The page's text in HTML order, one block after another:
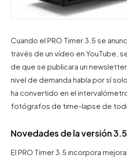
Cuando el PRO Timer 3.5 se
través de un vídeo en YouTube,
de que se publicara un
nivel de demanda habla por sí
ha convertido en el
fotógrafos de time-lapse de
Novedades de la versión 3.5
El PRO Timer 3.5 incorpora